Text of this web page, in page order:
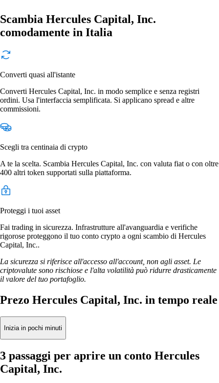
Scambia Hercules Capital, Inc.
comodamente in Italia
Converti quasi all'istante
Converti Hercules Capital, Inc. in modo semplice e senza registri
ordini. Usa l'interfaccia semplificata. Si applicano spread e altre
commissioni.
Scegli tra centinaia di crypto
A te la scelta. Scambia Hercules Capital, Inc. con valuta fiat o con oltre
400 altri token supportati sulla piattaforma.
Proteggi i tuoi asset
Fai trading in sicurezza. Infrastrutture all'avanguardia e verifiche
rigorose proteggono il tuo conto crypto a ogni scambio di Hercules
Capital, Inc..
La sicurezza si riferisce all'accesso all'account, non agli asset. Le
criptovalute sono rischiose e l'alta volatilità può ridurre drasticamente
il valore del tuo portafoglio.
Prezo Hercules Capital, Inc. in tempo reale
Inizia in pochi minuti
3 passaggi per aprire un conto Hercules
Capital, Inc.